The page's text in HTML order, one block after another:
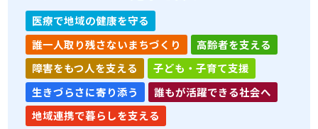
医療で地域の健康を守る
誰一人取り残さないまちづくり
高齢者を支える
障害をもつ人を支える
子ども・子育て支援
生きづらさに寄り添う
誰もが活躍できる社会へ
地域連携で暮らしを支える